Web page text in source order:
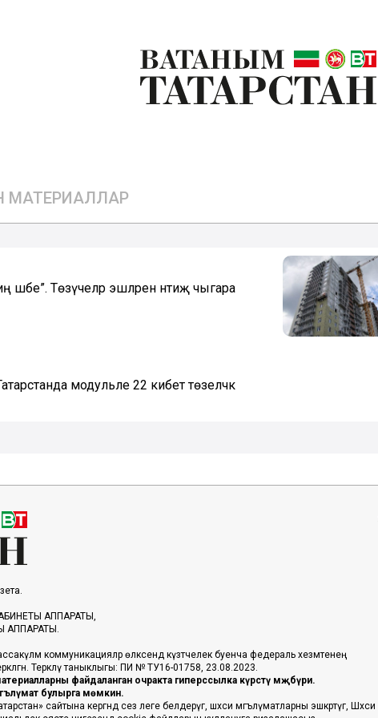
МАТЕРИАЛЛАР
Төзүчеләр эшләренә нәтиҗә чыгара
модульле 22 кибет төзеләчәк
АППАРАТЫ,
АППАРАТЫ.
коммуникацияләр өлкәсендә күзәтчелек буенча федераль хезмәтенең
Теркәлү таныклыгы: ПИ № ТУ16-01758, 23.08.2023.
файдаланган очракта гиперссылка күрсәтү мәҗбүри.
булырга мөмкин.
сайтына кергәндә сез әлеге белдерүгә, шәхси мәгълүматларны эшкәртүгә, Шәхси